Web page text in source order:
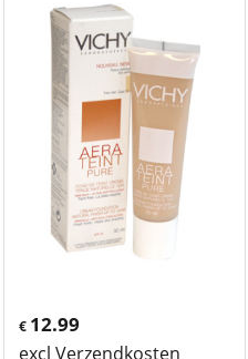
€ 12.99
excl Verzendkosten